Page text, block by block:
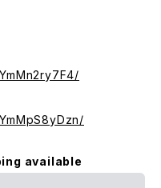
available